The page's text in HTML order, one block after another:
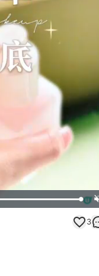
3